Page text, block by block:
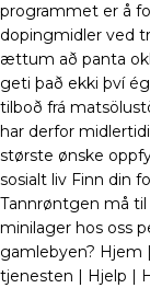
programmet er å
dopingmidler ved
ættum að panta
geti það ekki því
tilboð frá
har derfor
største ønske
sosialt liv Finn din
Tannrøntgen må
minilager hos oss
gamlebyen? Hjem
tjenesten | Hjelp |